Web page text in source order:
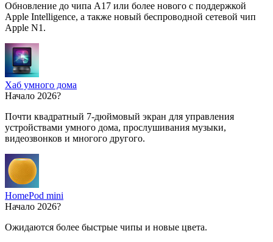
Обновление до чипа A17 или более нового с поддержкой
Apple Intelligence, а также новый беспроводной сетевой чип
Apple N1.
Хаб умного дома
Начало 2026?
Почти квадратный 7-дюймовый экран для управления
устройствами умного дома, прослушивания музыки,
видеозвонков и многого другого.
HomePod mini
Начало 2026?
Ожидаются более быстрые чипы и новые цвета.